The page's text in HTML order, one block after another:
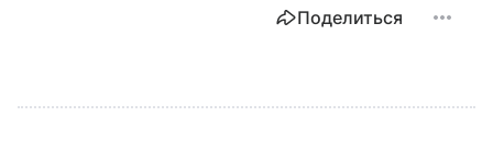
большую площадь — но за счет отдаленных
геноциде народов. Более того, огромные
Поделиться